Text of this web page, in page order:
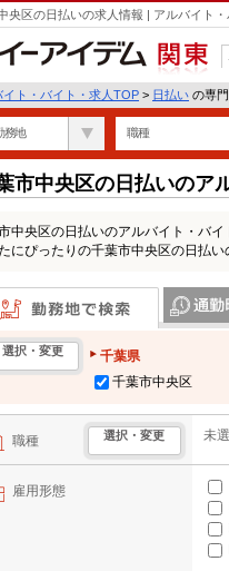
央区の日払いの求人情報 | アルバイト
関東
イト・バイト・求人TOP > 日払い の専
務地 職種
市中央区の日払いのア
中央区の日払いのアルバイト・バ
にぴったりの千葉市中央区の日払い
で検索
選択・変更
千葉県
千葉市中央区
職種 選択・変更 未
雇用形態